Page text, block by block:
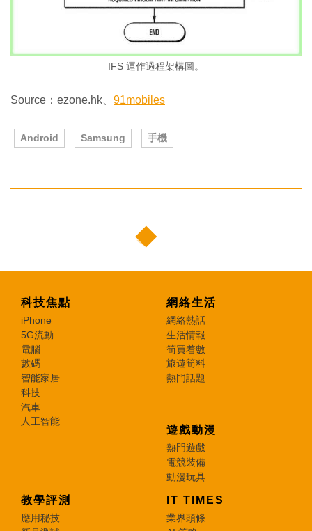
IFS 運作過程架構圖。
Source：ezone.hk、 91mobiles
Android Samsung 手機
科技焦點
iPhone
5G流動
電腦
數碼
智能家居
科技
汽車
人工智能
網絡生活
網絡熱話
生活情報
筍買着數
旅遊筍料
熱門話題
遊戲動漫
熱門遊戲
電競裝備
動漫玩具
教學評測
應用秘技
IT TIMES
業界頭條